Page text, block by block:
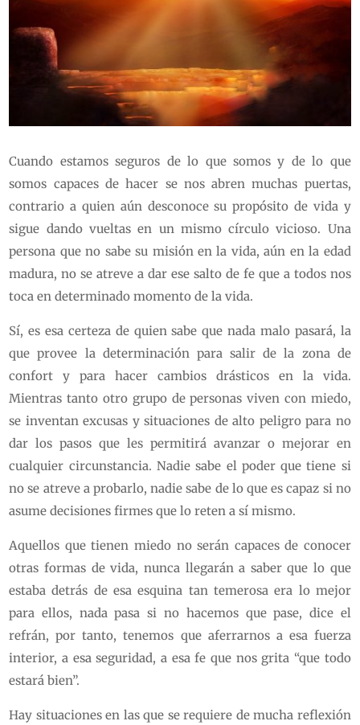
Cuando estamos seguros de lo que somos y de lo que
somos capaces de hacer se nos abren muchas puertas,
contrario a quien aún desconoce su propósito de vida y
sigue dando vueltas en un mismo círculo vicioso. Una
persona que no sabe su misión en la vida, aún en la edad
madura, no se atreve a dar ese salto de fe que a todos nos
toca en determinado momento de la vida.
Sí, es esa certeza de quien sabe que nada malo pasará, la
que provee la determinación para salir de la zona de
confort y para hacer cambios drásticos en la vida.
Mientras tanto otro grupo de personas viven con miedo,
se inventan excusas y situaciones de alto peligro para no
dar los pasos que les permitirá avanzar o mejorar en
cualquier circunstancia. Nadie sabe el poder que tiene si
no se atreve a probarlo, nadie sabe de lo que es capaz si no
asume decisiones firmes que lo reten a sí mismo.
Aquellos que tienen miedo no serán capaces de conocer
otras formas de vida, nunca llegarán a saber que lo que
estaba detrás de esa esquina tan temerosa era lo mejor
para ellos, nada pasa si no hacemos que pase, dice el
refrán, por tanto, tenemos que aferrarnos a esa fuerza
interior, a esa seguridad, a esa fe que nos grita “que todo
estará bien”.
Hay situaciones en las que se requiere de mucha reflexión